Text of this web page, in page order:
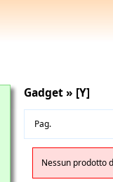
Gadget » [Y]
Pag.
Nessun prodotto